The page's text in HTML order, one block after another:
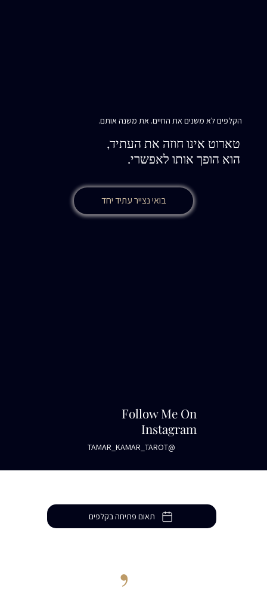
הקלפים לא משנים את החיים. את משנה אותם.
טארוט אינו חוזה את העתיד,
הוא הופך אותו לאפשרי.
בואי נצייר עתיד יחד
Follow Me On
Instagram
@TAMAR_KAMAR_TAROT
תאום פתיחה בקלפים
’